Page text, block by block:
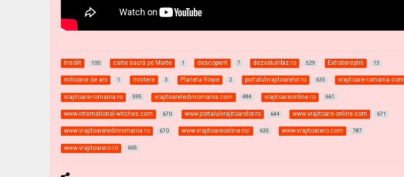
Insolit 100 carte sacră pe Marte 1 descoperit 7 dezvaluiribiz.ro 529 Extratereştrii 13
milioane de ani 1 mistere 3 Planeta Roşie 2 portalulvrajitoarelor.ro 635 vrajitoare-romania.com
vrajitoare-romania.ro 595 vrajitoareledinromania.com 484 vrajitoareonline.ro 661
www.international-witches.com 670 www.portalulvrajitoarelor.ro 644 www.vrajitoare-online.com 671
www.vrajitoareledinromania.ro 670 www.vrajitoareonline.ro/ 635 www.vrajitoarero.com 787
www.vrajitoarero.ro 665